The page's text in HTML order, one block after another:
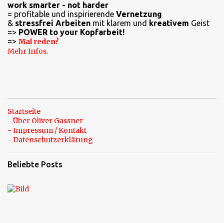
t
a
r
e
work smarter - not harder
= profitable und inspirierende Vernetzung
& stressfrei Arbeiten mit klarem und kreativem Geist
=> POWER to your Kopfarbeit!
=> Mal reden?
Mehr Infos.
Startseite
- Über Oliver Gassner
- Impressum / Kontakt
- Datenschutzerklärung
Beliebte Posts